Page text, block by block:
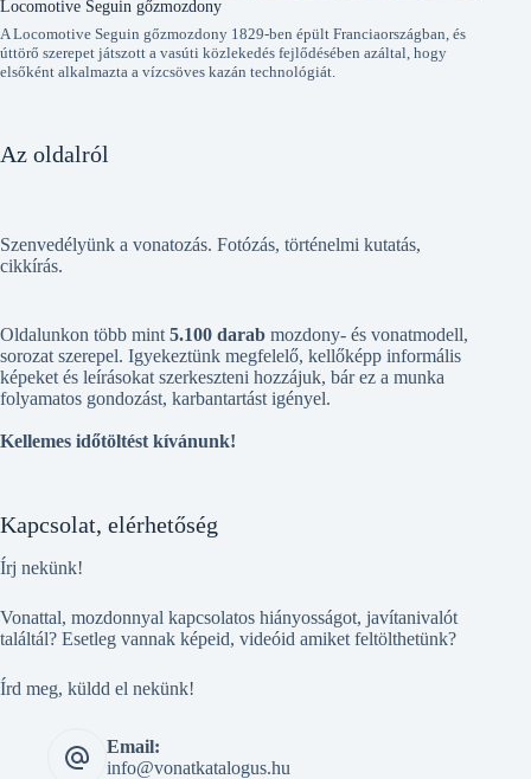
Locomotive Seguin gőzmozdony
A Locomotive Seguin gőzmozdony 1829-ben épült Franciaországban, és
úttörő szerepet játszott a vasúti közlekedés fejlődésében azáltal, hogy
elsőként alkalmazta a vízcsöves kazán technológiát.
Az oldalról
Szenvedélyünk a vonatozás. Fotózás, történelmi kutatás,
cikkírás.
Oldalunkon több mint 5.100 darab mozdony- és vonatmodell,
sorozat szerepel. Igyekeztünk megfelelő, kellőképp informális
képeket és leírásokat szerkeszteni hozzájuk, bár ez a munka
folyamatos gondozást, karbantartást igényel.
Kellemes időtöltést kívánunk!
Kapcsolat, elérhetőség
Írj nekünk!
Vonattal, mozdonnyal kapcsolatos hiányosságot, javítanivalót
találtál? Esetleg vannak képeid, videóid amiket feltölthetünk?
Írd meg, küldd el nekünk!
Email:
info@vonatkatalogus.hu